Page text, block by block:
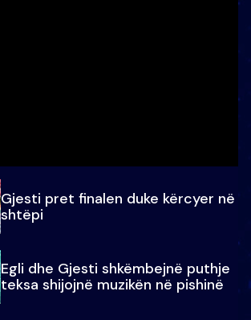
Gjesti pret finalen duke kërcyer në
shtëpi
Egli dhe Gjesti shkëmbejnë puthje
teksa shijojnë muzikën në pishinë